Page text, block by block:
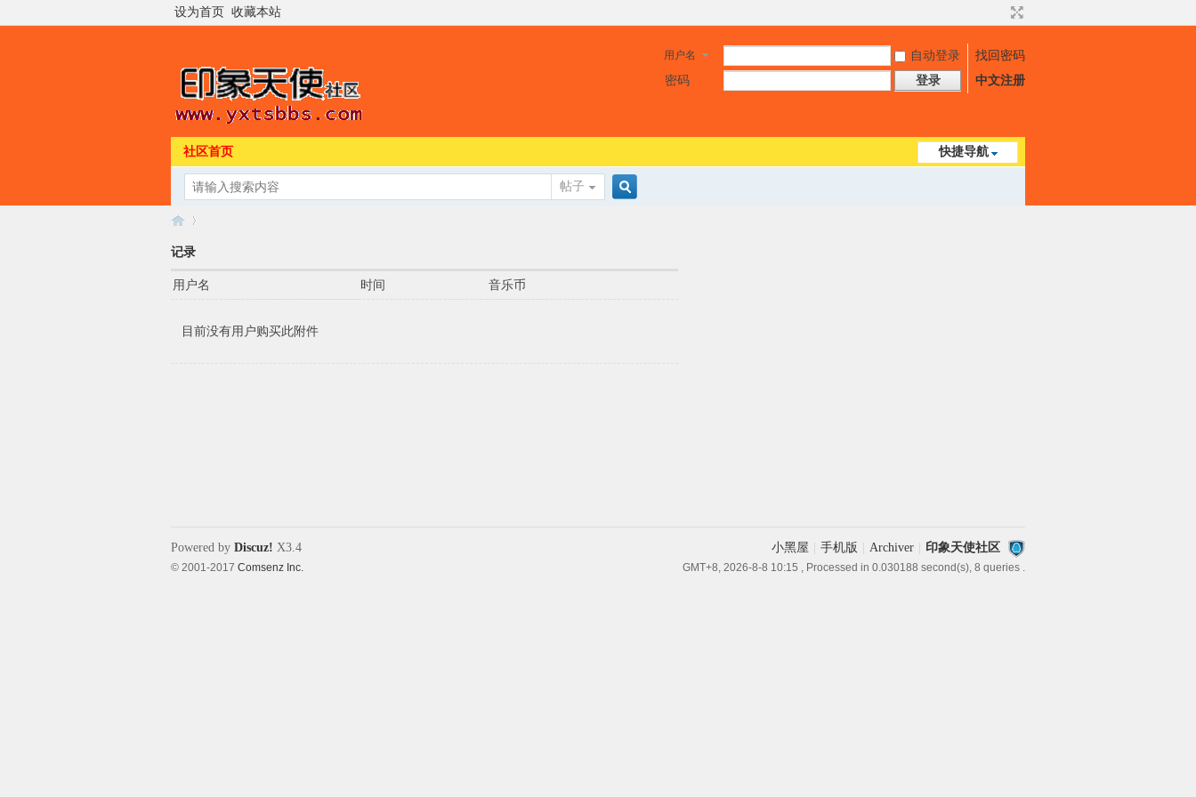
设为首页 收藏本站
用户名 自动登录
找回密码
密码
登录 中文注册
快捷导航
社区首页
帖子
记录
用户名 时间 音乐币
目前没有用户购买此附件
小黑屋 手机版 Archiver 印象天使社区
GMT+8, 2026-8-8 10:15 , Processed in 0.030188 second(s), 8 queries .
Powered by Discuz! X3.4
© 2001-2017 Comsenz Inc.